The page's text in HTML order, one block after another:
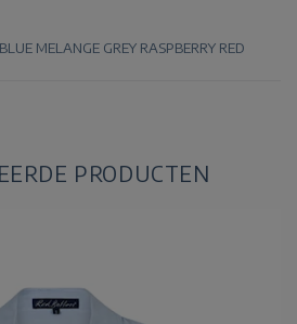
MELANGE GREY RASPBERRY RED
PRODUCTEN